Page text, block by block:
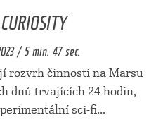
/ 5 min. 47 sec.
rozvrh činnosti na Marsu
dnů trvajících 24 hodin,
sci-fi...